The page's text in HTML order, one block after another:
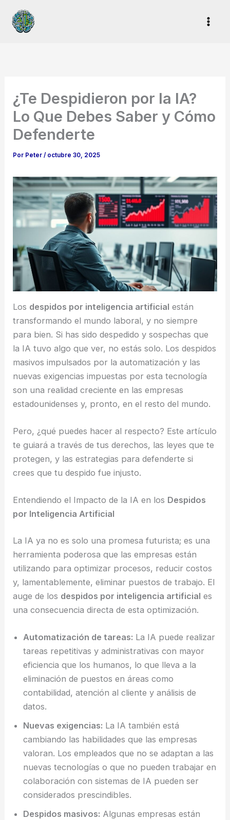
contenido
¿Te Despidieron por la IA?
Lo Que Debes Saber y Cómo
Defenderte
Por Peter/ octubre 30, 2025
Los despidos por inteligencia artificial están
transformando el mundo laboral, y no siempre
para bien. Si has sido despedido y sospechas que
la IA tuvo algo que ver, no estás solo. Los despidos
masivos impulsados por la automatización y las
nuevas exigencias impuestas por esta tecnología
son una realidad creciente en las empresas
estadounidenses y, pronto, en el resto del mundo.
Pero, ¿qué puedes hacer al respecto? Este artículo
te guiará a través de tus derechos, las leyes que te
protegen, y las estrategias para defenderte si
crees que tu despido fue injusto.
Entendiendo el Impacto de la IA en los Despidos
por Inteligencia Artificial
La IA ya no es solo una promesa futurista; es una
herramienta poderosa que las empresas están
utilizando para optimizar procesos, reducir costos
y, lamentablemente, eliminar puestos de trabajo. El
auge de los despidos por inteligencia artificial es
una consecuencia directa de esta optimización.
Automatización de tareas: La IA puede realizar
tareas repetitivas y administrativas con mayor
eficiencia que los humanos, lo que lleva a la
eliminación de puestos en áreas como
contabilidad, atención al cliente y análisis de
datos.
Nuevas exigencias: La IA también está
cambiando las habilidades que las empresas
valoran. Los empleados que no se adaptan a las
nuevas tecnologías o que no pueden trabajar en
colaboración con sistemas de IA pueden ser
considerados prescindibles.
Despidos masivos: Algunas empresas están